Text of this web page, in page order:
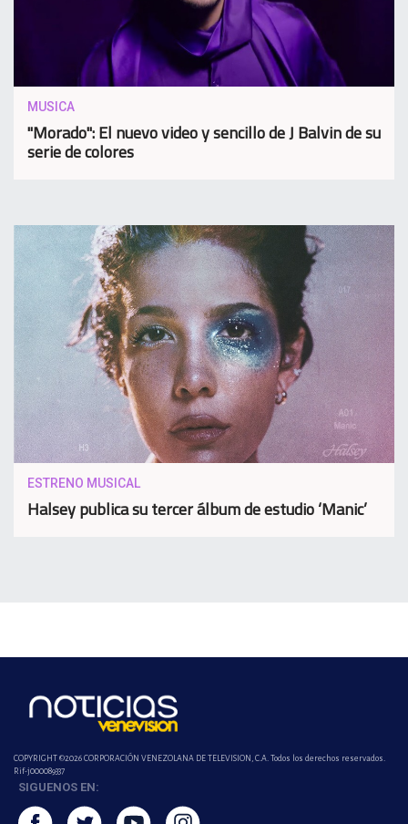
MUSICA
"Morado": El nuevo video y sencillo de J Balvin de su
serie de colores
ESTRENO MUSICAL
Halsey publica su tercer álbum de estudio ‘Manic’
COPYRIGHT ©2026 CORPORACIÓN VENEZOLANA DE TELEVISION, C.A. Todos los derechos reservados.
Rif-j000089337
SIGUENOS EN: